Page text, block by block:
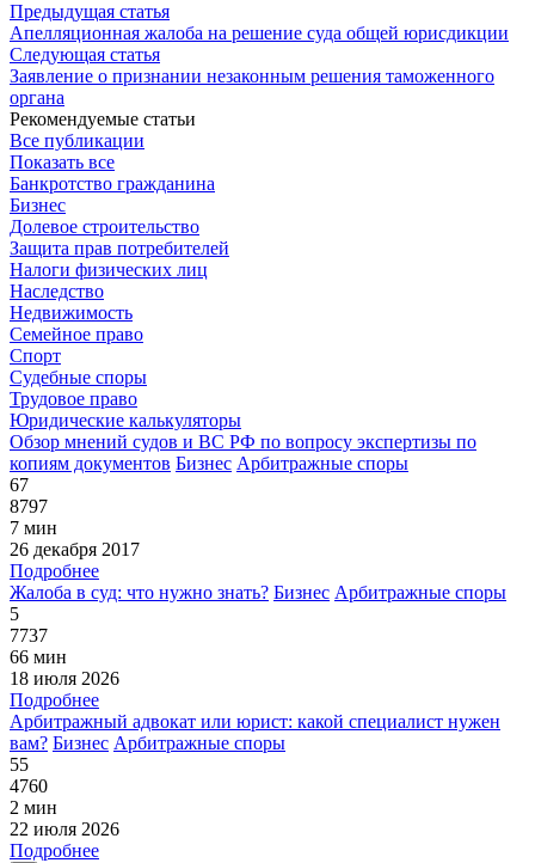
Предыдущая статья
Апелляционная жалоба на решение суда общей юрисдикции
Следующая статья
Заявление о признании незаконным решения таможенного
органа
Рекомендуемые статьи
Все публикации
Показать все
Банкротство гражданина
Бизнес
Долевое строительство
Защита прав потребителей
Налоги физических лиц
Наследство
Недвижимость
Семейное право
Спорт
Судебные споры
Трудовое право
Юридические калькуляторы
Обзор мнений судов и ВС РФ по вопросу экспертизы по
копиям документов Бизнес Арбитражные споры
67
8797
7 мин
26 декабря 2017
Подробнее
Жалоба в суд: что нужно знать? Бизнес Арбитражные споры
5
7737
66 мин
18 июля 2026
Подробнее
Арбитражный адвокат или юрист: какой специалист нужен
вам? Бизнес Арбитражные споры
55
4760
2 мин
22 июля 2026
Подробнее